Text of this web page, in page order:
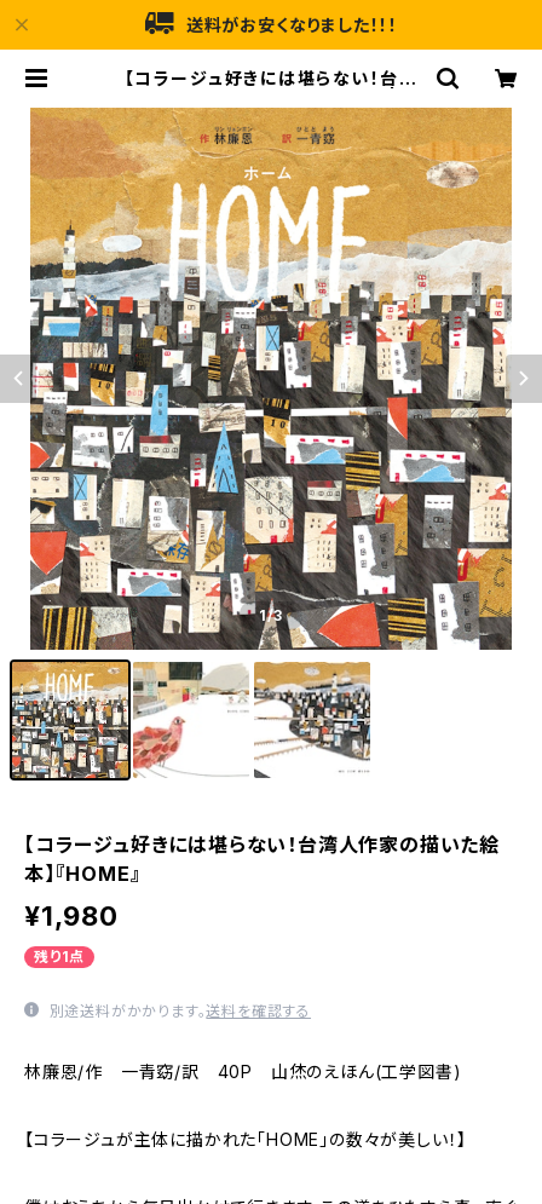
送料がお安くなりました！！！
【コラージュ好きには堪らない！台湾
ルヘンハウス
1/3
【コラージュ好きには堪らない！台湾人作家の描いた絵
本】『HOME』
¥1,980
残り1点
別途送料がかかります。送料を確認する
林廉恩/作 一青窈/訳 40P 山烋のえほん(工学図書)
【コラージュが主体に描かれた「HOME」の数々が美しい！】